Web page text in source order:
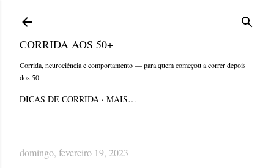
CORRIDA AOS 50+
Corrida, neurociência e comportamento — para quem começou a correr depois
dos 50.
DICAS DE CORRIDA MAIS…
domingo, fevereiro 19, 2023